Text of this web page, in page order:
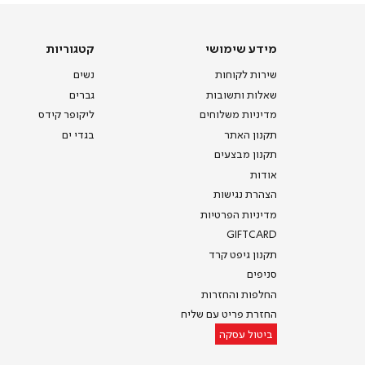
מידע
מידע שימושי
שירות לקוחות
שאלות ותשובות
מדיניות משלוחים
תקנון האתר
תקנון מבצעים
אודות
הצהרת נגישות
מדיניות הפרטיות
GIFTCARD
תקנון גיפט קרד
סניפים
החלפות והחזרות
החזרת פריט עם שליח
ביטול עסקה
קטגוריות
קטגוריות
נשים
גברים
ליקופר קידס
בגדי ים